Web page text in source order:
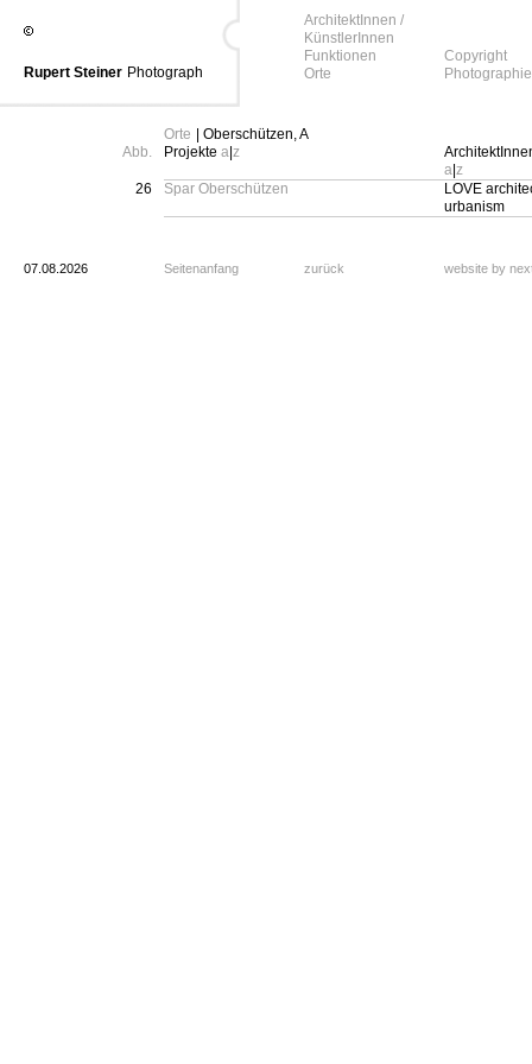
Rupert Steiner Photograph
ArchitektInnen /
KünstlerInnen
Funktionen
Orte
Copyright
Photographie
Orte
| Oberschützen, A
Abb.
Projekte a z
a z
26
Spar Oberschützen
LOVE
urbanism
07.08.2026 Seitenanfang zurück website by